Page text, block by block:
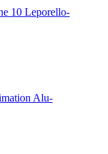
10 Leporello-
Alu-